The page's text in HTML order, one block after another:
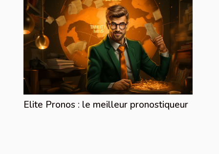
Elite Pronos : le meilleur pronostiqueur